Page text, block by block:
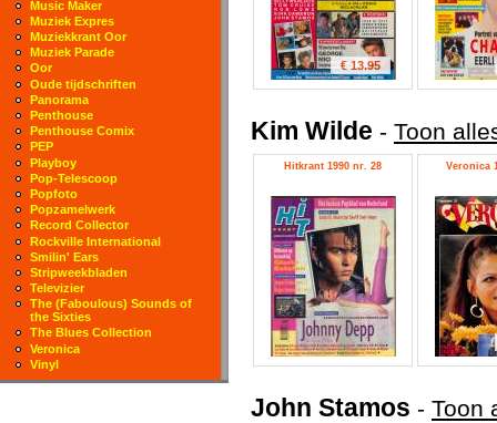
€ 13.95
Kim Wilde - Toon
Hitkrant 1990 nr. 28 Veronica
John Stamos - Toon
Music Maker
Muziek Expres
Muziekkrant Oor
Muziek Parade
Oor
Oude tijdschriften
Panorama
Penthouse
Penthouse Comix
PEP
Playboy
Pop-Telescoop
Popfoto
Popzamelwerk
Record Collector
Rockville International
Smilin' Ears
Stripweekbladen
Televizier
The (Faboulous) Sounds of
the Sixties
The Blues Collection
Veronica
Vinyl